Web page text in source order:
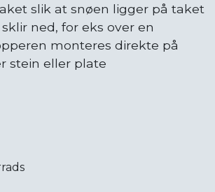
slik at snøen ligger på taket
ned, for eks over en
monteres direkte på
stein eller plate